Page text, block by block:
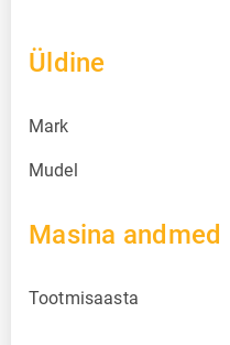
Üldine
Mark
Mudel
Masina andmed
Tootmisaasta